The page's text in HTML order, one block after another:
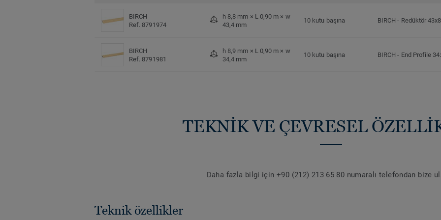
BIRCH
Ref. 8791974
h 8,8 mm × L 0,90 m × w
43,4 mm
10 kutu başına BIRCH- Redüktör 43x8
BIRCH
Ref. 8791981
h 8,9 mm × L 0,90 m × w
34,4 mm
10 kutu başına BIRCH- End Profile
TEKNİK VE ÇEVRESEL
Daha fazla bilgi için +90 (212) 213 65 80 numaralı telefondan bize
Teknik özellikler